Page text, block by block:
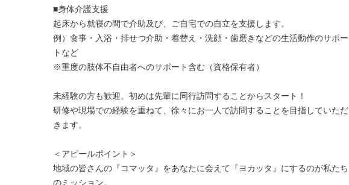
■身体介護支援
起床から就寝の間で介助及び、ご自宅での自立を支援します。
例）食事・入浴・排せつ介助・着替え・洗顔・歯磨きなどの生活動作のサポー
トなど
※重度の肢体不自由者へのサポート含む（資格保有者）
未経験の方も歓迎。初めは先輩に同行訪問することからスタート！
研修や現場での経験を重ねて、徐々にお一人で訪問することを目指していただ
きます。
＜アピールポイント＞
地域の皆さんの『コマッタ』をあなたに会えて『ヨカッタ』にするのが私たち
のミッション。